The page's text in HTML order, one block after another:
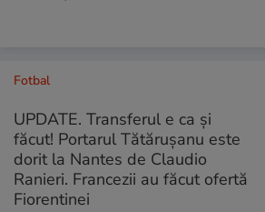
Fotbal
UPDATE. Transferul e ca și
făcut! Portarul Tătărușanu este
dorit la Nantes de Claudio
Ranieri. Francezii au făcut ofertă
Fiorentinei